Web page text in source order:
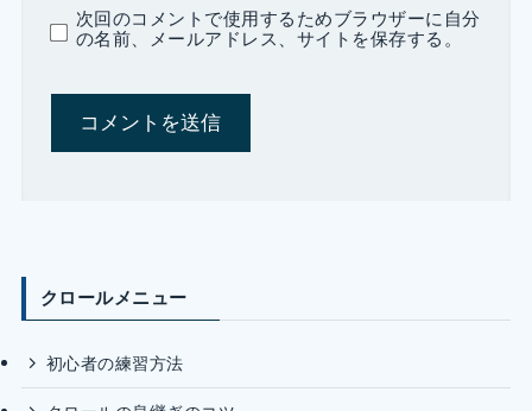
次回のコメントで使用するためブラウザーに自分
の名前、メールアドレス、サイトを保存する。
クロールメニュー
初心者の練習方法